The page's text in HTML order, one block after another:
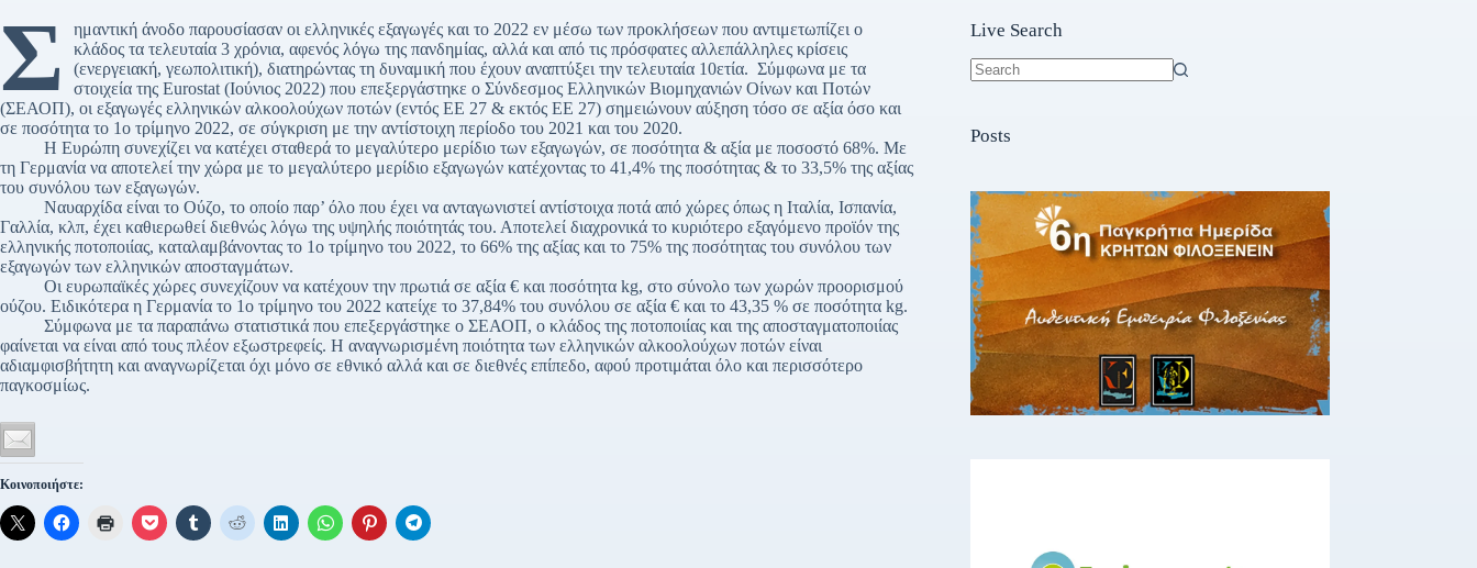
Σ
ημαντική άνοδο παρουσίασαν οι ελληνικές εξαγωγές και το 2022 εν μέσω των προκλήσεων που αντιμετωπίζει ο
κλάδος τα τελευταία 3 χρόνια, αφενός λόγω της πανδημίας, αλλά και από τις πρόσφατες αλλεπάλληλες κρίσεις
(ενεργειακή, γεωπολιτική), διατηρώντας τη δυναμική που έχουν αναπτύξει την τελευταία 10ετία. Σύμφωνα με τα
στοιχεία της Eurostat (Ιούνιος 2022) που επεξεργάστηκε ο Σύνδεσμος Ελληνικών Βιομηχανιών Οίνων και Ποτών
(ΣΕΑΟΠ), οι εξαγωγές ελληνικών αλκοολούχων ποτών (εντός ΕΕ 27 & εκτός ΕΕ 27) σημειώνουν αύξηση τόσο σε αξία όσο και
σε ποσότητα το 1ο τρίμηνο 2022, σε σύγκριση με την αντίστοιχη περίοδο του 2021 και του 2020.
H Ευρώπη συνεχίζει να κατέχει σταθερά το μεγαλύτερο μερίδιο των εξαγωγών, σε ποσότητα & αξία με ποσοστό 68%. Με
τη Γερμανία να αποτελεί την χώρα με το μεγαλύτερο μερίδιο εξαγωγών κατέχοντας το 41,4% της ποσότητας & το 33,5% της αξίας
του συνόλου των εξαγωγών.
Ναυαρχίδα είναι το Ούζο, το οποίο παρ’ όλο που έχει να ανταγωνιστεί αντίστοιχα ποτά από χώρες όπως η Ιταλία, Ισπανία,
Γαλλία, κλπ, έχει καθιερωθεί διεθνώς λόγω της υψηλής ποιότητάς του. Αποτελεί διαχρονικά το κυριότερο εξαγόμενο προϊόν της
ελληνικής ποτοποιίας, καταλαμβάνοντας το 1ο τρίμηνο του 2022, το 66% της αξίας και το 75% της ποσότητας του συνόλου των
εξαγωγών των ελληνικών αποσταγμάτων.
Οι ευρωπαϊκές χώρες συνεχίζουν να κατέχουν την πρωτιά σε αξία € και ποσότητα kg, στο σύνολο των χωρών προορισμού
ούζου. Ειδικότερα η Γερμανία το 1ο τρίμηνο του 2022 κατείχε το 37,84% του συνόλου σε αξία € και το 43,35 % σε ποσότητα kg.
Σύμφωνα με τα παραπάνω στατιστικά που επεξεργάστηκε ο ΣΕΑΟΠ, ο κλάδος της ποτοποιίας και της αποσταγματοποιίας
φαίνεται να είναι από τους πλέον εξωστρεφείς. Η αναγνωρισμένη ποιότητα των ελληνικών αλκοολούχων ποτών είναι
αδιαμφισβήτητη και αναγνωρίζεται όχι μόνο σε εθνικό αλλά και σε διεθνές επίπεδο, αφού προτιμάται όλο και περισσότερο
παγκοσμίως.
Κοινοποιήστε:
Live Search
Posts